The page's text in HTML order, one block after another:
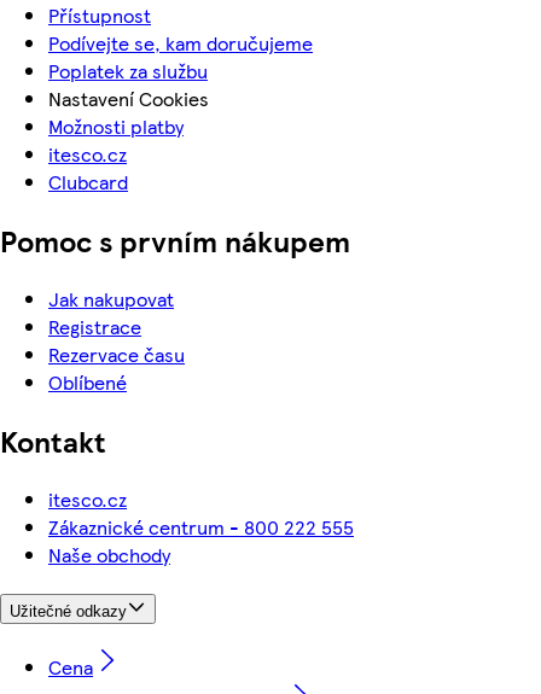
Přístupnost
Podívejte se, kam doručujeme
Poplatek za službu
Nastavení Cookies
Možnosti platby
itesco.cz
Clubcard
Pomoc s prvním nákupem
Jak nakupovat
Registrace
Rezervace času
Oblíbené
Kontakt
itesco.cz
Zákaznické centrum - 800 222 555
Naše obchody
Užitečné odkazy
Cena